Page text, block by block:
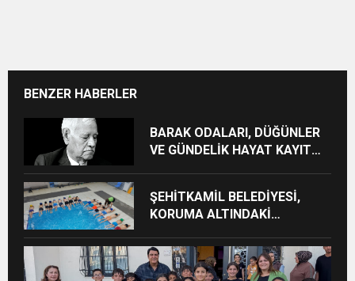
BENZER HABERLER
BARAK ODALARI, DÜĞÜNLER
VE GÜNDELİK HAYAT KAYIT
ŞEHİTKAMİL BELEDİYESİ,
KORUMA ALTINDAKİ
BULUŞTURUYOR